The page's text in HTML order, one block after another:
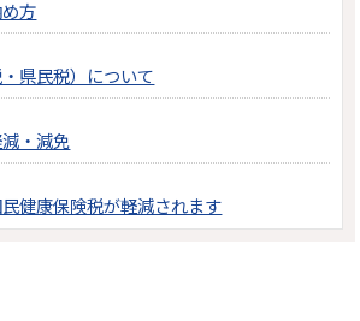
方
県民税）について
・減免
健康保険税が軽減されます